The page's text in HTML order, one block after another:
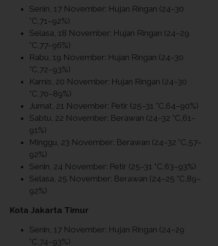
Senin, 17 November: Hujan Ringan (24–30
°C,71–92%)
Selasa, 18 November: Hujan Ringan (24–29
°C,77–96%)
Rabu, 19 November: Hujan Ringan (24–30
°C,72–93%)
Kamis, 20 November: Hujan Ringan (24–30
°C,70–89%)
Jumat, 21 November: Petir (25–31 °C,64–90%)
Sabtu, 22 November: Berawan (24–32 °C,61–
91%)
Minggu, 23 November: Berawan (24–32 °C,57–
92%)
Senin, 24 November: Petir (25–31 °C,63–93%)
Selasa, 25 November: Berawan (24–25 °C,89–
92%)
Kota Jakarta Timur
Senin, 17 November: Hujan Ringan (24–29
°C,74–93%)